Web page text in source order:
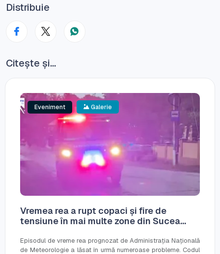
Distribuie
Citește și...
Eveniment Galerie
Vremea rea a rupt copaci și fire de
tensiune în mai multe zone din Sucea...
Episodul de vreme rea prognozat de Administrația Națională
de Meteorologie a lăsat în urmă numeroase probleme. Codul